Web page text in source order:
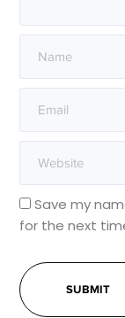
Save my
for the next